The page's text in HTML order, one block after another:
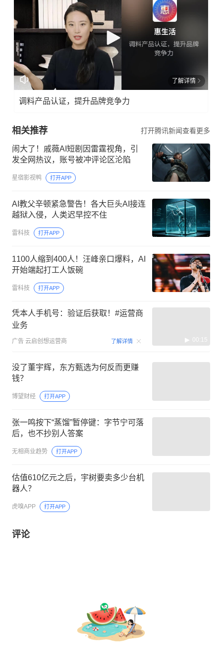
了解详情
调料产品认证，提升品牌竞争力
相关推荐 打开腾讯新闻查看更多
闹大了！戚薇AI短剧因雷霆视角，引
发全网热议，账号被冲评论区沦陷
星宿影视鸭 打开APP
AI教父辛顿紧急警告！各大巨头AI接连
越狱入侵，人类迟早控不住
雷科技 打开APP
1100人缩到400人！汪峰亲口爆料，AI
开始端起打工人饭碗
雷科技 打开APP
凭本人手机号：验证后获取！#运营商
业务
广告 云启创想运营商 了解详情 00:15
没了董宇辉，东方甄选为何反而更赚
钱？
博望财经 打开APP
张一鸣按下“蒸馏”暂停键：字节宁可落
后，也不抄别人答案
无相商业趋势 打开APP
估值610亿元之后，宇树要卖多少台机
器人？
虎嗅APP 打开APP
评论